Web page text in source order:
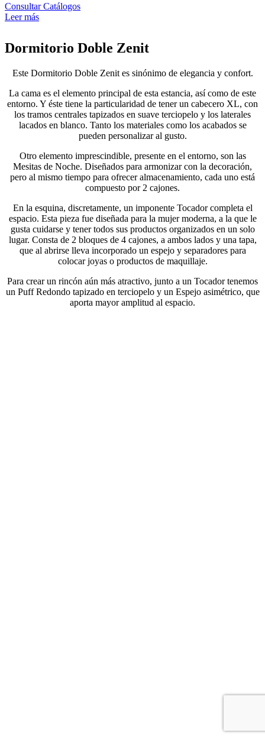
Consultar Catálogos
Leer más
Dormitorio Doble Zenit
Este Dormitorio Doble Zenit es sinónimo de elegancia y confort.
La cama es el elemento principal de esta estancia, así como de este
entorno. Y éste tiene la particularidad de tener un cabecero XL, con
los tramos centrales tapizados en suave terciopelo y los laterales
lacados en blanco. Tanto los materiales como los acabados se
pueden personalizar al gusto.
Otro elemento imprescindible, presente en el entorno, son las
Mesitas de Noche. Diseñados para armonizar con la decoración,
pero al mismo tiempo para ofrecer almacenamiento, cada uno está
compuesto por 2 cajones.
En la esquina, discretamente, un imponente Tocador completa el
espacio. Esta pieza fue diseñada para la mujer moderna, a la que le
gusta cuidarse y tener todos sus productos organizados en un solo
lugar. Consta de 2 bloques de 4 cajones, a ambos lados y una tapa,
que al abrirse lleva incorporado un espejo y separadores para
colocar joyas o productos de maquillaje.
Para crear un rincón aún más atractivo, junto a un Tocador tenemos
un Puff Redondo tapizado en terciopelo y un Espejo asimétrico, que
aporta mayor amplitud al espacio.